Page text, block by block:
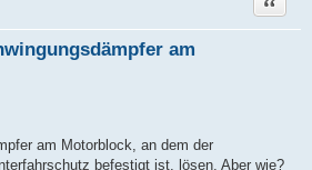
am
am Motorblock, an dem der
befestigt ist, lösen. Aber wie?